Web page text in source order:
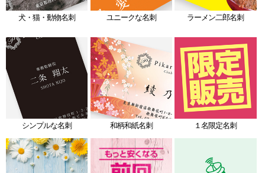
犬・猫・動物名刺 ユニークな名刺 ラーメン二郎名刺
シンプルな名刺 和柄和紙名刺 １名限定名刺